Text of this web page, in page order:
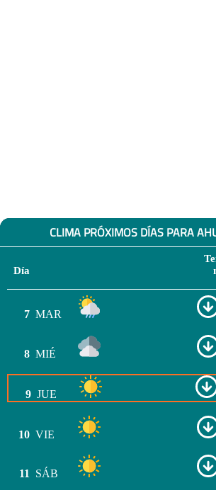
CLIMA PRÓXIMOS DÍAS PARA
Día
7 MAR
8 MIÉ
9 JUE
10 VIE
11 SÁB